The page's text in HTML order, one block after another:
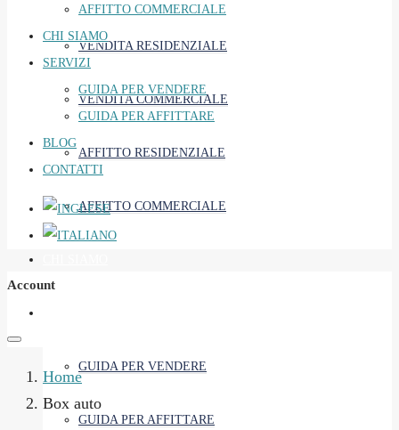
VENDITA RESIDENZIALE
VENDITA COMMERCIALE
AFFITTO RESIDENZIALE
AFFITTO COMMERCIALE
GUIDA PER VENDERE
GUIDA PER AFFITTARE
AFFITTO COMMERCIALE
CHI SIAMO
SERVIZI
GUIDA PER VENDERE
GUIDA PER AFFITTARE
BLOG
CONTATTI
Account
Home
Box auto